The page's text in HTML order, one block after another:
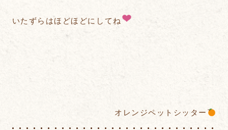
いたずらはほどほどにしてね
オレンジペットシッター